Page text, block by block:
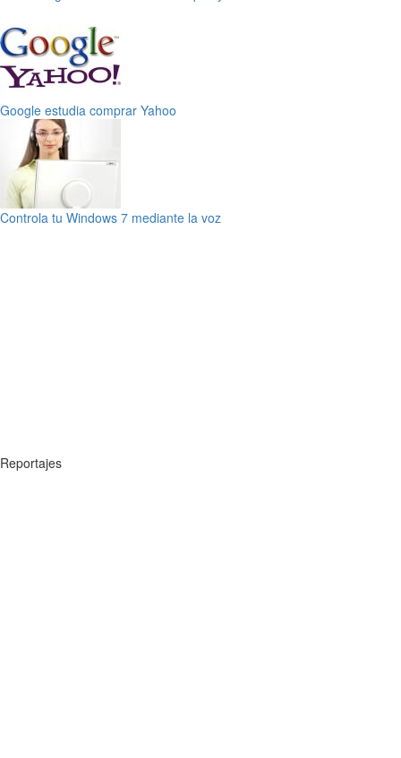
Google estudia comprar Yahoo
Controla tu Windows 7 mediante la voz
Reportajes